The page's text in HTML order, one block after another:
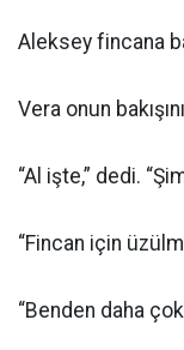
Aleksey fincana
Vera onun
“Al işte,” dedi.
“Fincan için
“Benden daha